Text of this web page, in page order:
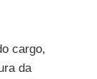
cargo,
da